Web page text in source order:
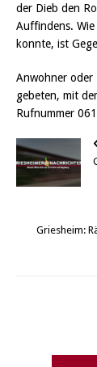
der Dieb den
Auffindens.
konnte, ist
Anwohner oder
gebeten, mit
Rufnummer
Griesheim: